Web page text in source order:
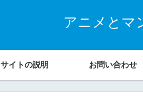
アニメとマ
サイトの説明 お問い合わせ